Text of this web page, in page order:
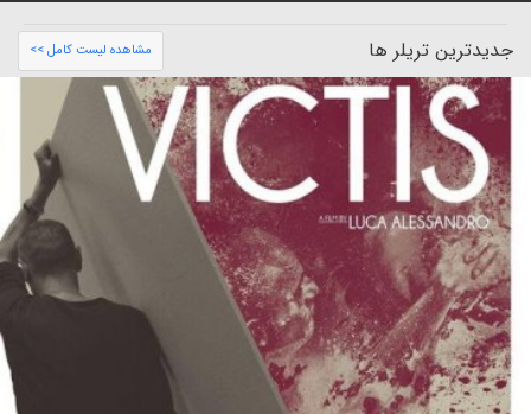
جدیدترین تریلر ها مشاهده لیست کامل >>